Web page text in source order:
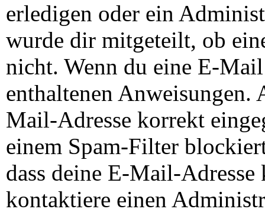
erledigen oder ein
wurde dir mitgeteilt, ob
nicht. Wenn du eine E-
enthaltenen Anweisungen.
Mail-Adresse korrekt
einem Spam-Filter
dass deine E-Mail-
kontaktiere einen